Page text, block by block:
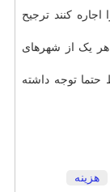
کنند ترجیح
هر یک از شهرهای
حتما توجه داشته
هزینه